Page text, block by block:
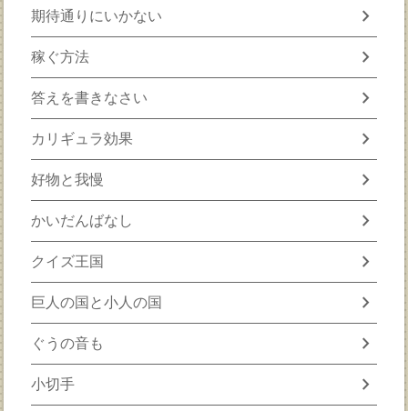
期待通りにいかない chevron_right
稼ぐ方法 chevron_right
答えを書きなさい chevron_right
カリギュラ効果 chevron_right
好物と我慢 chevron_right
かいだんばなし chevron_right
クイズ王国 chevron_right
巨人の国と小人の国 chevron_right
ぐうの音も chevron_right
小切手 chevron_right